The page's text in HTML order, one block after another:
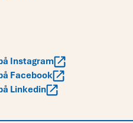
Instagram
Facebook
Linkedin